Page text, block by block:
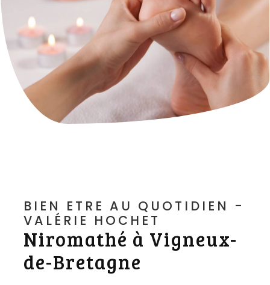
BIEN ETRE AU QUOTIDIEN -
VALÉRIE HOCHET
Niromathé à Vigneux-
de-Bretagne